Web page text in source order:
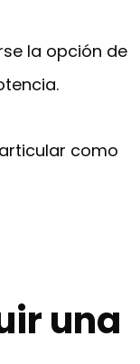
la opción de
como
una